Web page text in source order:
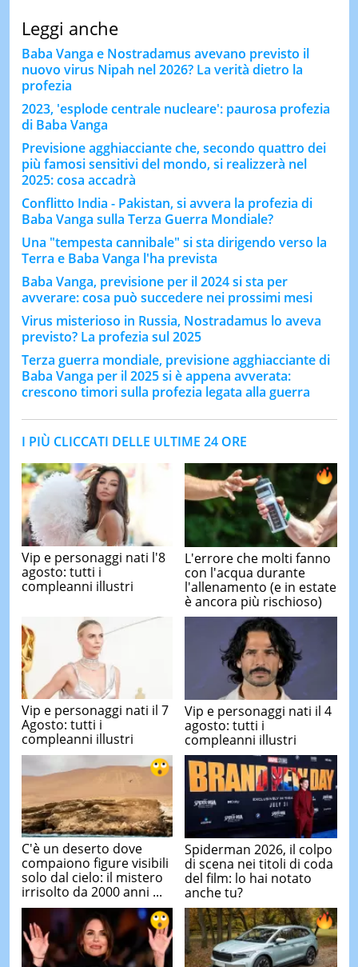
Leggi anche
Baba Vanga e Nostradamus avevano previsto il
nuovo virus Nipah nel 2026? La verità dietro la
profezia
2023, 'esplode centrale nucleare': paurosa profezia
di Baba Vanga
Previsione agghiacciante che, secondo quattro dei
più famosi sensitivi del mondo, si realizzerà nel
2025: cosa accadrà
Conflitto India - Pakistan, si avvera la profezia di
Baba Vanga sulla Terza Guerra Mondiale?
Una "tempesta cannibale" si sta dirigendo verso la
Terra e Baba Vanga l'ha prevista
Baba Vanga, previsione per il 2024 si sta per
avverare: cosa può succedere nei prossimi mesi
Virus misterioso in Russia, Nostradamus lo aveva
previsto? La profezia sul 2025
Terza guerra mondiale, previsione agghiacciante di
Baba Vanga per il 2025 si è appena avverata:
crescono timori sulla profezia legata alla guerra
I PIÙ CLICCATI DELLE ULTIME 24 ORE
Vip e personaggi nati l'8
agosto: tutti i
compleanni illustri
L'errore che molti fanno
con l'acqua durante
l'allenamento (e in estate
è ancora più rischioso)
Vip e personaggi nati il 7
Agosto: tutti i
compleanni illustri
Vip e personaggi nati il 4
agosto: tutti i
compleanni illustri
C'è un deserto dove
compaiono figure visibili
solo dal cielo: il mistero
irrisolto da 2000 anni ...
Spiderman 2026, il colpo
di scena nei titoli di coda
del film: lo hai notato
anche tu?